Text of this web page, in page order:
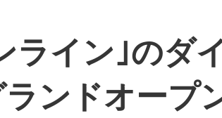
ライン｣のダ
ンドオープ